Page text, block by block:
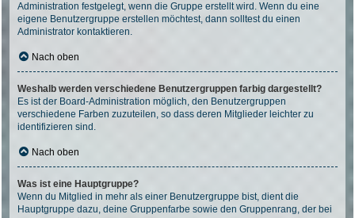
Administration festgelegt, wenn die Gruppe erstellt wird. Wenn du eine
eigene Benutzergruppe erstellen möchtest, dann solltest du einen
Administrator kontaktieren.
Nach oben
Weshalb werden verschiedene Benutzergruppen farbig dargestellt?
Es ist der Board-Administration möglich, den Benutzergruppen
verschiedene Farben zuzuteilen, so dass deren Mitglieder leichter zu
identifizieren sind.
Nach oben
Was ist eine Hauptgruppe?
Wenn du Mitglied in mehr als einer Benutzergruppe bist, dient die
Hauptgruppe dazu, deine Gruppenfarbe sowie den Gruppenrang, der bei